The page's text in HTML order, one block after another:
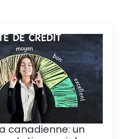
canadienne: un